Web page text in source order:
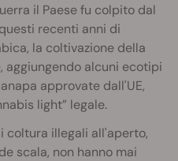
il Paese fu colpito dal
recenti anni di
la coltivazione della
aggiungendo alcuni ecotipi
approvate dall'UE,
light” legale.
coltura illegali all'aperto,
scala, non hanno mai